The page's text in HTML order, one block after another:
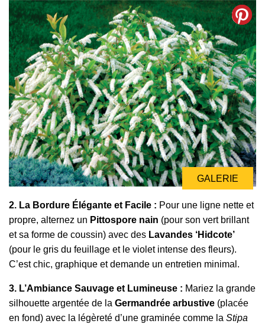
GALERIE
2. La Bordure Élégante et Facile : Pour une ligne nette et
propre, alternez un Pittospore nain (pour son vert brillant
et sa forme de coussin) avec des Lavandes ‘Hidcote’
(pour le gris du feuillage et le violet intense des fleurs).
C’est chic, graphique et demande un entretien minimal.
3. L’Ambiance Sauvage et Lumineuse : Mariez la grande
silhouette argentée de la Germandrée arbustive (placée
en fond) avec la légèreté d’une graminée comme la Stipa